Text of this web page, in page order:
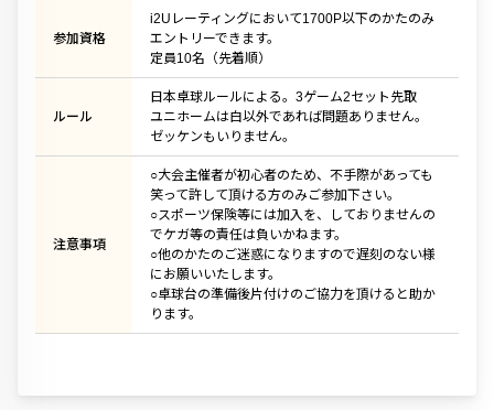
参加資格
i2Uレーティングにおいて1700P以下のかたのみ
エントリーできます。
定員10名（先着順）
ルール
日本卓球ルールによる。3ゲーム2セット先取
ユニホームは白以外であれば問題ありません。
ゼッケンもいりません。
注意事項
○大会主催者が初心者のため、不手際があっても
笑って許して頂ける方のみご参加下さい。
○スポーツ保険等には加入を、しておりませんの
でケガ等の責任は負いかねます。
○他のかたのご迷惑になりますので遅刻のない様
にお願いいたします。
○卓球台の準備後片付けのご協力を頂けると助か
ります。